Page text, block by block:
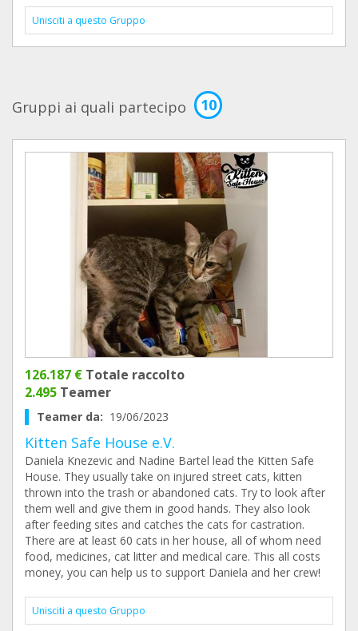
Unisciti a questo Gruppo
Gruppi ai quali partecipo 10
126.187 € Totale raccolto
2.495 Teamer
Teamer da: 19/06/2023
Kitten Safe House e.V.
Daniela Knezevic and Nadine Bartel lead the Kitten Safe
House. They usually take on injured street cats, kitten
thrown into the trash or abandoned cats. Try to look after
them well and give them in good hands. They also look
after feeding sites and catches the cats for castration.
There are at least 60 cats in her house, all of whom need
food, medicines, cat litter and medical care. This all costs
money, you can help us to support Daniela and her crew!
Unisciti a questo Gruppo